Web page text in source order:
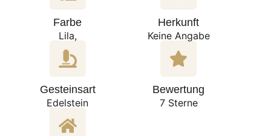
Farbe
Lila,
Herkunft
Keine Angabe
Gesteinsart
Edelstein
Bewertung
7 Sterne